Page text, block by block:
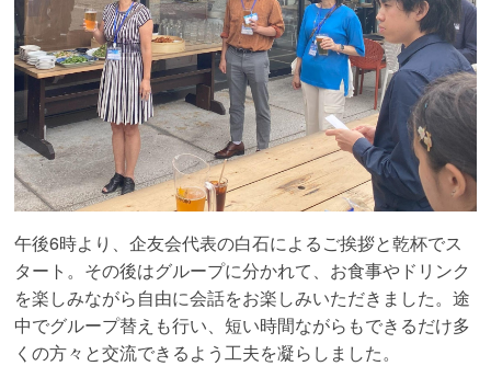
午後6時より、企友会代表の白石によるご挨拶と乾杯でス
タート。その後はグループに分かれて、お食事やドリンク
を楽しみながら自由に会話をお楽しみいただきました。途
中でグループ替えも行い、短い時間ながらもできるだけ多
くの方々と交流できるよう工夫を凝らしました。